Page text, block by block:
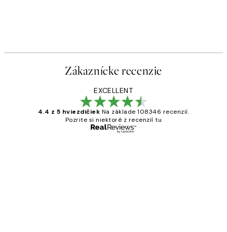
Zákaznícke recenzie
EXCELLENT
4.4 z 5 hviezdičiek Na základe 108346 recenzií.
Pozrite si niektoré z recenzií tu